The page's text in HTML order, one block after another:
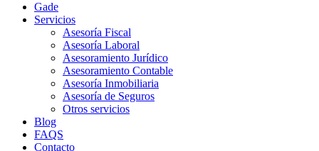
Gade
Servicios
Asesoría Fiscal
Asesoría Laboral
Asesoramiento Jurídico
Asesoramiento Contable
Asesoría Inmobiliaria
Asesoría de Seguros
Otros servicios
Blog
FAQS
Contacto